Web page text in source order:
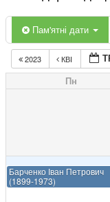
Пам'ятні дати
2023 КВІ
Пн
Барченко Іван Петрович
(1899-1973)